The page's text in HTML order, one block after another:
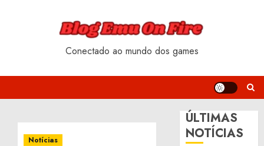
Conectado ao mundo dos games
Notícias
ÚLTIMAS
NOTÍCIAS